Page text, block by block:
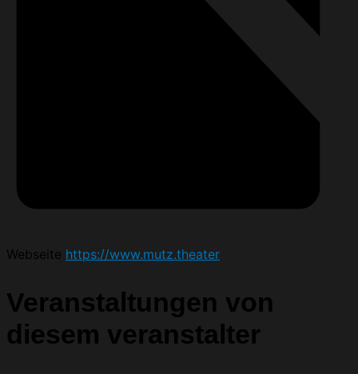
Webseite https://www.mutz.theater
Veranstaltungen von
diesem veranstalter